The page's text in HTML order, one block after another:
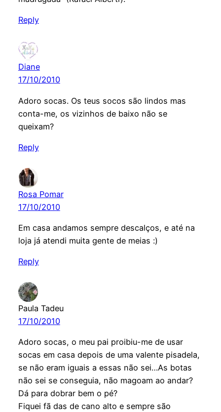
Reply
Diane
17/10/2010
Adoro socas. Os teus socos são lindos mas
conta-me, os vizinhos de baixo não se
queixam?
Reply
Rosa Pomar
17/10/2010
Em casa andamos sempre descalços, e até na
loja já atendi muita gente de meias :)
Reply
Paula Tadeu
17/10/2010
Adoro socas, o meu pai proibiu-me de usar
socas em casa depois de uma valente pisadela,
se não eram iguais a essas não sei…As botas
não sei se conseguia, não magoam ao andar?
Dá para dobrar bem o pé?
Fiquei fã das de cano alto e sempre são